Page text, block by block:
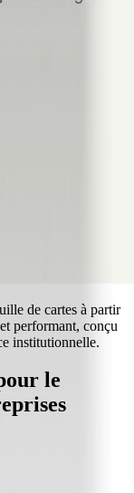
de cartes à partir
performant, conçu
institutionnelle.
le